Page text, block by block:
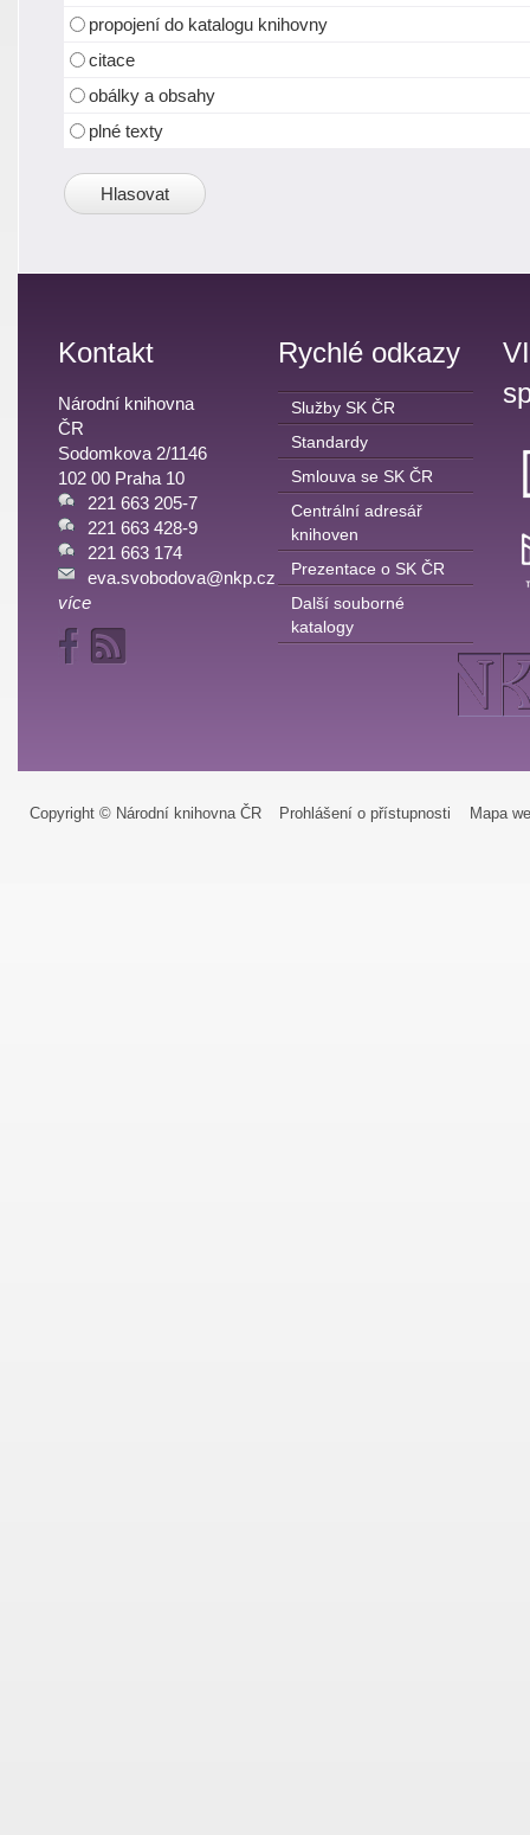
propojení do katalogu knihovny
citace
obálky a obsahy
plné texty
Kontakt
Národní knihovna
ČR
Sodomkova 2/1146
102 00 Praha 10
221 663 205-7
221 663 428-9
221 663 174
eva.svobodova@nkp.cz
více
Rychlé odkazy
Služby SK ČR
Standardy
Smlouva se SK ČR
Centrální adresář
knihoven
Prezentace o SK ČR
Další souborné
katalogy
Copyright © Národní knihovna ČR Prohlášení o přístupnosti Mapa